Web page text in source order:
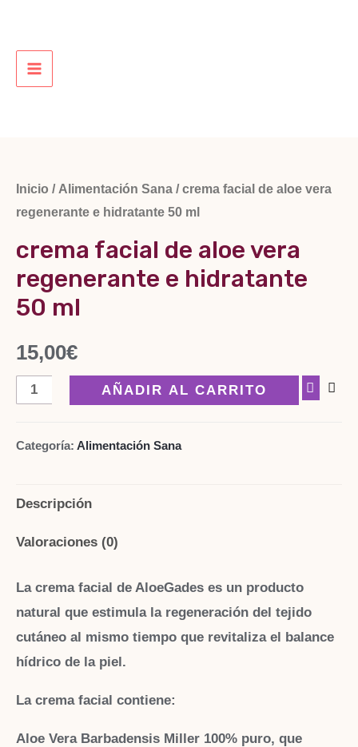
contenido
MAIN
Inicio / Alimentación Sana / crema facial de aloe vera
regenerante e hidratante 50 ml
crema facial de aloe vera
regenerante e hidratante
50 ml
15,00€
crema
regenerante
e
50
ml
cantidad
AÑADIR AL CARRITO
Categoría: Alimentación Sana
Descripción
Valoraciones (0)
La crema facial de AloeGades es un producto
natural que estimula la regeneración del tejido
cutáneo al mismo tiempo que revitaliza el balance
hídrico de la piel.
La crema facial contiene:
Aloe VeraBarbadensis Miller 100% puro, que